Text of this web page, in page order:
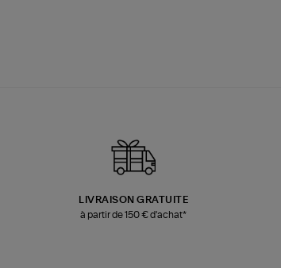
LIVRAISON GRATUITE
à partir de 150 € d'achat*